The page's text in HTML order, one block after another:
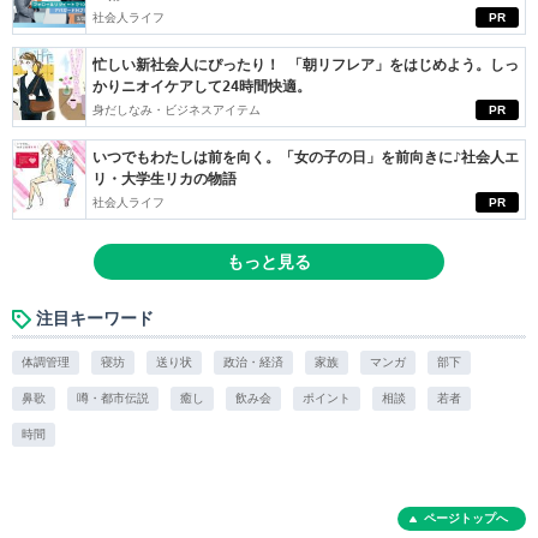
PR
社会人ライフ
PR
忙しい新社会人にぴったり！ 「朝リフレア」をはじめよう。しっ
かりニオイケアして24時間快適。
身だしなみ・ビジネスアイテム
PR
いつでもわたしは前を向く。「女の子の日」を前向きに♪社会人エ
リ・大学生リカの物語
社会人ライフ
もっと見る
注目キーワード
体調管理 寝坊 送り状 政治・経済 家族 マンガ 部下
鼻歌 噂・都市伝説 癒し 飲み会 ポイント 相談 若者
時間
ページトップへ